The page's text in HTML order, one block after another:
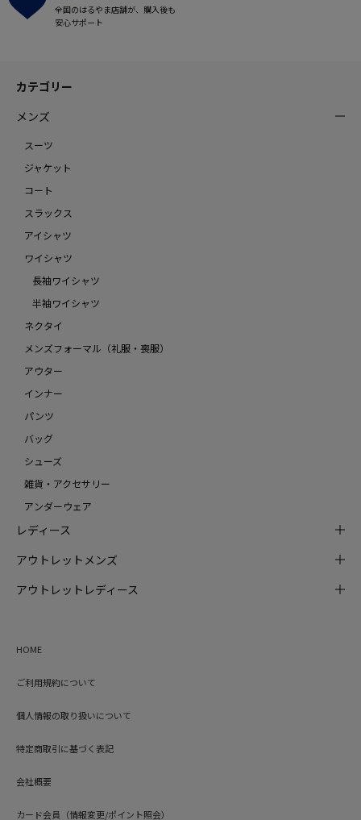
全国のはるやま店舗が、購入後も
安心サポート
カテゴリー
メンズ
スーツ
ジャケット
コート
スラックス
アイシャツ
ワイシャツ
長袖ワイシャツ
半袖ワイシャツ
ネクタイ
メンズフォーマル（礼服・喪服）
アウター
インナー
パンツ
バッグ
シューズ
雑貨・アクセサリー
アンダーウェア
レディース
アウトレットメンズ
アウトレットレディース
HOME
ご利用規約について
個人情報の取り扱いについて
特定商取引に基づく表記
会社概要
カード会員（情報変更/ポイント照会）